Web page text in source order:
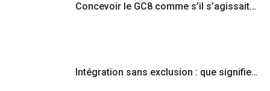
Concevoir le GC8 comme s’il s’agissait…
Intégration sans exclusion : que signifie…